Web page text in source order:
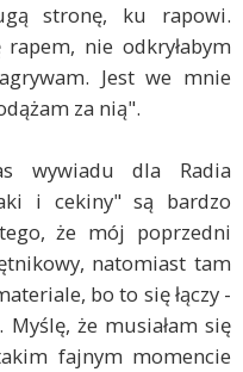
stronę, ku rapowi.
nie odkryłabym
Jest we mnie
za nią".
wywiadu dla Radia
i cekiny" są bardzo
że mój poprzedni
natomiast tam
bo to się łączy -
Myślę, że musiałam się
fajnym momencie